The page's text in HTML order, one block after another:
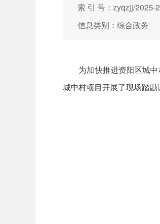
索 引 号：zyqzjj/2025-
信息类别：综合政务
为加快推进资阳区城中
城中村项目开展了现场踏勘